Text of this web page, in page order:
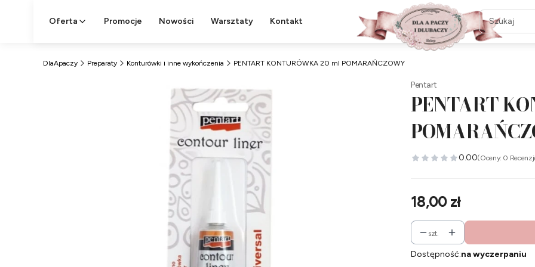
Oferta Promocje Nowości Warsztaty Kontakt
DlaApaczy Preparaty Konturówki i inne wykończenia PENTART KONTURÓWKA 20 ml POMARAŃCZOWY
Pentart
PENTART
0.00(Oceny: 0
Cena
18,00 zł
szt.
Dostępność:na wyczerpaniu